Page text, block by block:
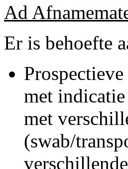
Ad
Er is behoefte
met
met
(swab/